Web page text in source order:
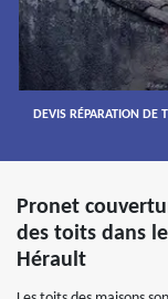
DEVIS RÉPARATION DE
Pronet
des toits dans
Hérault